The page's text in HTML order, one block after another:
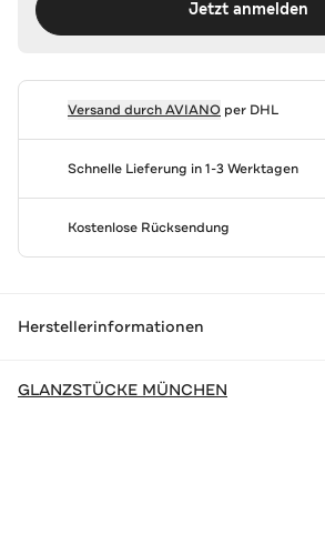
Jetzt anmelden
Versand durchAVIANOper DHL
Schnelle Lieferung in 1-3 Werktagen
Kostenlose Rücksendung
Herstellerinformationen
GLANZSTÜCKE MÜNCHEN